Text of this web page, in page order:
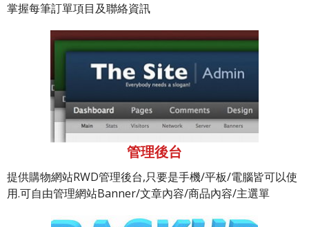
掌握每筆訂單項目及聯絡資訊
管理後台
提供購物網站RWD管理後台,只要是手機/平板/電腦皆可以使
用.可自由管理網站Banner/文章內容/商品內容/主選單